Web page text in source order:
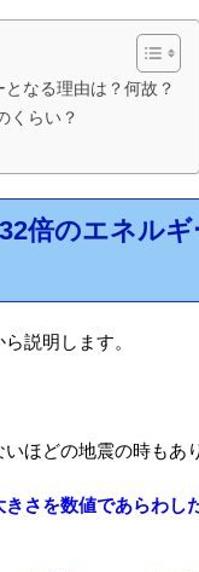
なる理由は？何故？
くらい？
倍のエネル
説明します。
ほどの地震の時もあ
さを数値であらわし